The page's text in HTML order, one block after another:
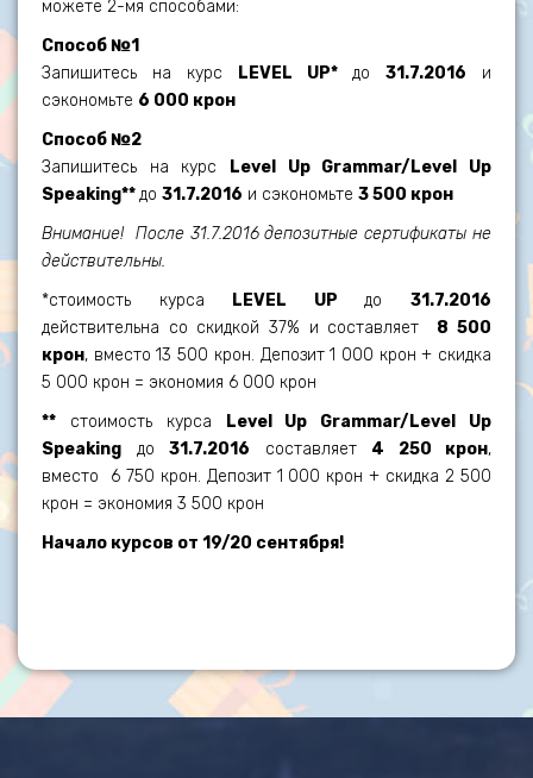
можете 2-мя способами:
Способ №1
Запишитесь на курс
LEVEL UP* до 31.7.2016 и
сэкономьте 6 000 крон
Способ №2
Запишитесь на курс
Level Up Grammar/Level Up
Speaking**до 31.7.2016 и сэкономьте 3 500 крон
Внимание! После 31.7.2016 депозитные сертификаты не
действительны.
*стоимость курса
LEVEL UPдо31.7.2016
действительна со скидкой 37% и составляет
8 500
крон, вместо 13 500 крон. Депозит 1 000 крон + скидка
5 000 крон = экономия 6 000 крон
** стоимость курса
Level Up Grammar/Level Up
Speaking до 31.7.2016 составляет 4 250 крон,
вместо
6 750 крон. Депозит 1 000 крон + скидка 2 500
крон = экономия 3 500 крон
Начало курсов от 19/20 сентября!